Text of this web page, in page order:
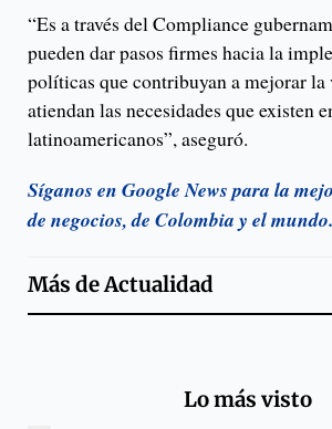
“Es a través del Compliance
pueden dar pasos firmes hacia la
políticas que contribuyan a mejorar
atiendan las necesidades que existen
latinoamericanos”, aseguró.
Síganos en Google News para la
de negocios, de Colombia y el mundo.
Más deActualidad
Lo más visto